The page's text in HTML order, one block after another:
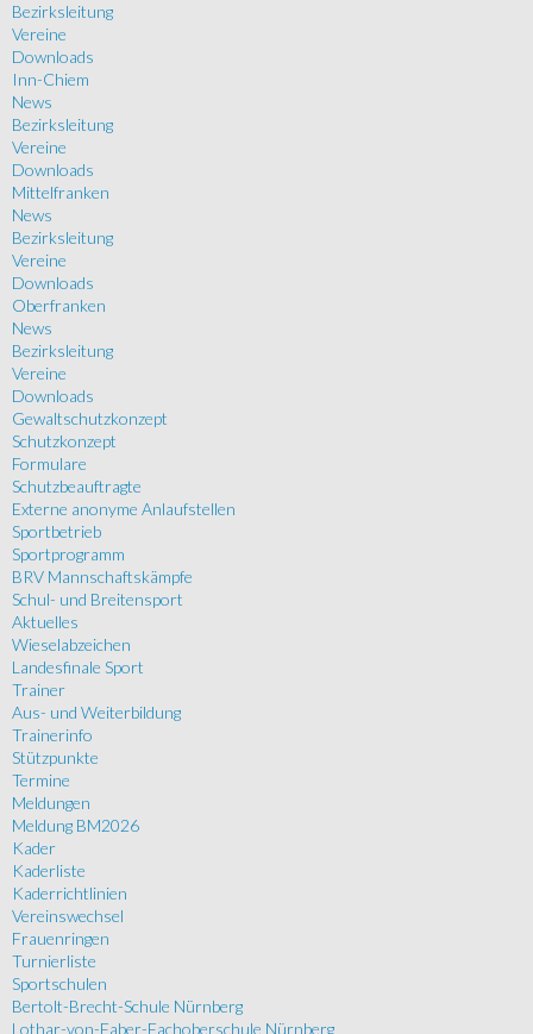
Bezirksleitung
Vereine
Downloads
Inn-Chiem
News
Bezirksleitung
Vereine
Downloads
Mittelfranken
News
Bezirksleitung
Vereine
Downloads
Oberfranken
News
Bezirksleitung
Vereine
Downloads
Gewaltschutzkonzept
Schutzkonzept
Formulare
Schutzbeauftragte
Externe anonyme Anlaufstellen
Sportbetrieb
Sportprogramm
BRV Mannschaftskämpfe
Schul- und Breitensport
Aktuelles
Wieselabzeichen
Landesfinale Sport
Trainer
Aus- und Weiterbildung
Trainerinfo
Stützpunkte
Termine
Meldungen
Meldung BM2026
Kader
Kaderliste
Kaderrichtlinien
Vereinswechsel
Frauenringen
Turnierliste
Sportschulen
Bertolt-Brecht-Schule Nürnberg
Lothar-von-Faber-Fachoberschule Nürnberg